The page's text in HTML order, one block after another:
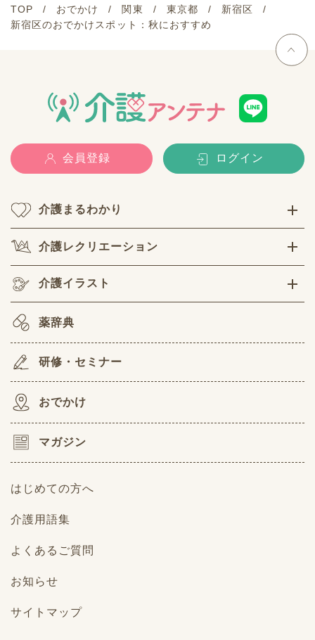
TOP おでかけ 関東 東京都
新宿区
新宿区のおでかけスポット：秋におすすめ
会員登録 ログイン
介護まるわかり
介護レクリエーション
介護イラスト
薬辞典
研修・セミナー
おでかけ
マガジン
はじめての方へ
介護用語集
よくあるご質問
お知らせ
サイトマップ